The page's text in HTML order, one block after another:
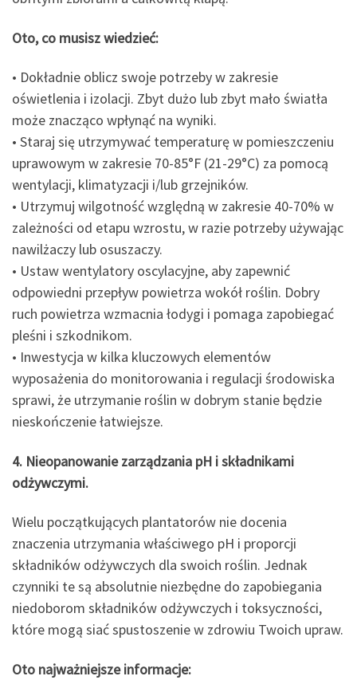
Oto, co musisz wiedzieć:
• Dokładnie oblicz swoje potrzeby w zakresie
oświetlenia i izolacji. Zbyt dużo lub zbyt mało światła
może znacząco wpłynąć na wyniki.
• Staraj się utrzymywać temperaturę w pomieszczeniu
uprawowym w zakresie 70-85°F (21-29°C) za pomocą
wentylacji, klimatyzacji i/lub grzejników.
• Utrzymuj wilgotność względną w zakresie 40-70% w
zależności od etapu wzrostu, w razie potrzeby używając
nawilżaczy lub osuszaczy.
• Ustaw wentylatory oscylacyjne, aby zapewnić
odpowiedni przepływ powietrza wokół roślin. Dobry
ruch powietrza wzmacnia łodygi i pomaga zapobiegać
pleśni i szkodnikom.
• Inwestycja w kilka kluczowych elementów
wyposażenia do monitorowania i regulacji środowiska
sprawi, że utrzymanie roślin w dobrym stanie będzie
nieskończenie łatwiejsze.
4. Nieopanowanie zarządzania pH i składnikami
odżywczymi.
Wielu początkujących plantatorów nie docenia
znaczenia utrzymania właściwego pH i proporcji
składników odżywczych dla swoich roślin. Jednak
czynniki te są absolutnie niezbędne do zapobiegania
niedoborom składników odżywczych i toksyczności,
które mogą siać spustoszenie w zdrowiu Twoich upraw.
Oto najważniejsze informacje: